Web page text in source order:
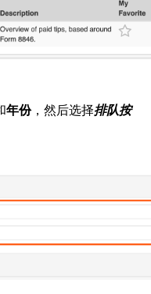
年份，然后选择排队按